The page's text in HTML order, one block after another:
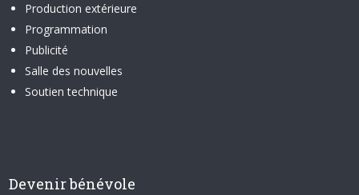
Production extérieure
Programmation
Publicité
Salle des nouvelles
Soutien technique
Devenir bénévole